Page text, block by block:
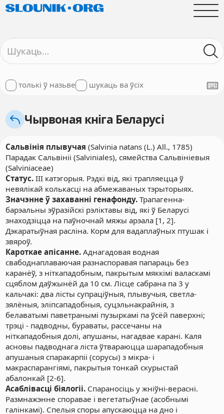
толькі ў назьве шукаць ва ўсіх
Чырвоная кніга Беларусі
Сальвінія плывучая (Salvinia natans (L.) All., 1785)
Парадак Сальвініі (Salviniales), сямейства Сальвініевыя
(Salviniaceae)
Статус.III катэгорыя. Рэдкі від, які трапляецца ў
невялікай колькасці на абмежаваных тэрыторыях.
Значэнне ў захаванні генафонду.Трапагенна-
барэальны эўразійскі рэліктавы від, які ў Беларусі
знаходзіцца на паўночнай мяжы арэала [1, 2].
Дэкаратыўная расліна. Корм для вадаплаўных птушак і
звяроў.
Кароткае апісанне.Аднагадовая водная
свабоднаплаваючая разнаспоравая папараць без
каранёў, з ніткападобным, пакрытым мяккімі валаскамі
сцяблом даўжынёй да 10 см. Лісце сабрана па 3 у
кальчакі: два лісты супраціўныя, плывучыя, светла-
зялёныя, эліпсападобныя, суцэльнакрайнія, з
белаватымі паветранымі пузыркамі па ўсёй паверхні;
трэці - падводны, бураваты, рассечаны на
ніткападобныя долі, апушаны, нагадвае карані. Каля
асновы падводнага ліста ўтвараюцца шарападобныя
апушаныя спаракарпіі (сорусы) з мікра- і
макраспарангіямі, пакрытыя тонкай скурыстай
абалонкай [2-6].
Асаблівасці біялогіі.Спараносіць у жніўні-верасні.
Размнажэнне споравае і вегетатыўнае (асобнымі
галінкамі). Спелыя споры апускаюцца на дно і